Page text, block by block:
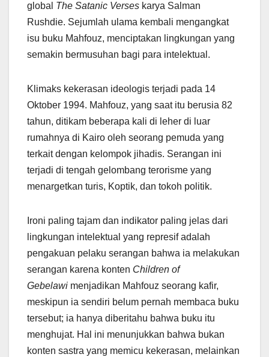
global The Satanic Verses karya Salman
Rushdie. Sejumlah ulama kembali mengangkat
isu buku Mahfouz, menciptakan lingkungan yang
semakin bermusuhan bagi para intelektual.
Klimaks kekerasan ideologis terjadi pada 14
Oktober 1994. Mahfouz, yang saat itu berusia 82
tahun, ditikam beberapa kali di leher di luar
rumahnya di Kairo oleh seorang pemuda yang
terkait dengan kelompok jihadis. Serangan ini
terjadi di tengah gelombang terorisme yang
menargetkan turis, Koptik, dan tokoh politik.
Ironi paling tajam dan indikator paling jelas dari
lingkungan intelektual yang represif adalah
pengakuan pelaku serangan bahwa ia melakukan
serangan karena konten Children of
Gebelawi menjadikan Mahfouz seorang kafir,
meskipun ia sendiri belum pernah membaca buku
tersebut; ia hanya diberitahu bahwa buku itu
menghujat. Hal ini menunjukkan bahwa bukan
konten sastra yang memicu kekerasan, melainkan